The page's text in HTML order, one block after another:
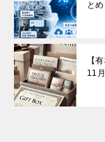
と
【
11